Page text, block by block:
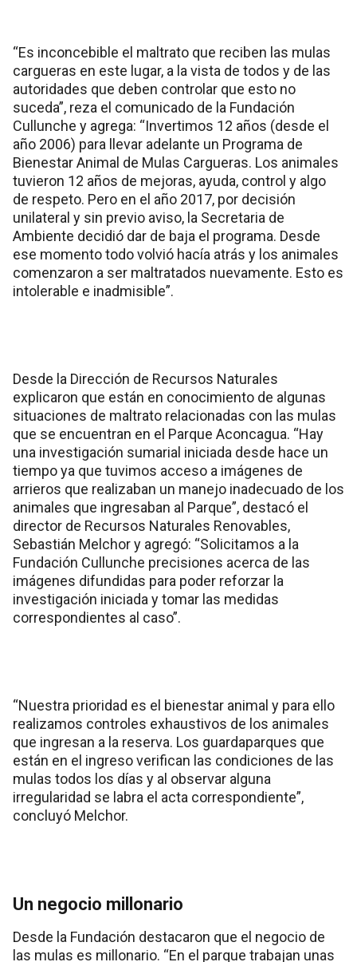
“Es inconcebible el maltrato que reciben las mulas
cargueras en este lugar, a la vista de todos y de las
autoridades que deben controlar que esto no
suceda”, reza el comunicado de la Fundación
Cullunche y agrega: “Invertimos 12 años (desde el
año 2006) para llevar adelante un Programa de
Bienestar Animal de Mulas Cargueras. Los animales
tuvieron 12 años de mejoras, ayuda, control y algo
de respeto. Pero en el año 2017, por decisión
unilateral y sin previo aviso, la Secretaria de
Ambiente decidió dar de baja el programa. Desde
ese momento todo volvió hacía atrás y los animales
comenzaron a ser maltratados nuevamente. Esto es
intolerable e inadmisible”.
Desde la Dirección de Recursos Naturales
explicaron que están en conocimiento de algunas
situaciones de maltrato relacionadas con las mulas
que se encuentran en el Parque Aconcagua. “Hay
una investigación sumarial iniciada desde hace un
tiempo ya que tuvimos acceso a imágenes de
arrieros que realizaban un manejo inadecuado de los
animales que ingresaban al Parque”, destacó el
director de Recursos Naturales Renovables,
Sebastián Melchor y agregó: “Solicitamos a la
Fundación Cullunche precisiones acerca de las
imágenes difundidas para poder reforzar la
investigación iniciada y tomar las medidas
correspondientes al caso”.
“Nuestra prioridad es el bienestar animal y para ello
realizamos controles exhaustivos de los animales
que ingresan a la reserva. Los guardaparques que
están en el ingreso verifican las condiciones de las
mulas todos los días y al observar alguna
irregularidad se labra el acta correspondiente”,
concluyó Melchor.
Un negocio millonario
Desde la Fundación destacaron que el negocio de
las mulas es millonario. “En el parque trabajan unas